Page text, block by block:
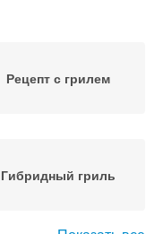
Рецепт с грилем
Гибридный гриль